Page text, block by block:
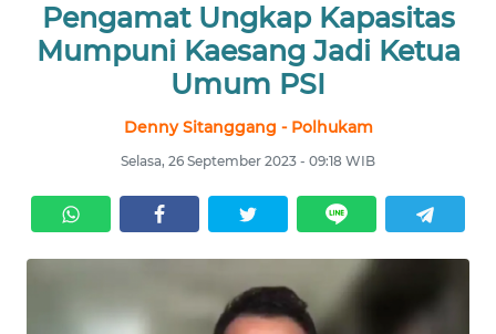
Pengamat Ungkap Kapasitas
Mumpuni Kaesang Jadi Ketua
Umum PSI
Denny Sitanggang - Polhukam
Selasa, 26 September 2023 - 09:18 WIB
NASIONAL
KRIMINAL
EKUIN
SAINS-TEKNO